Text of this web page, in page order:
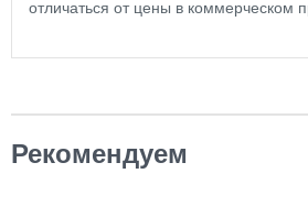
отличаться от цены в коммерческом
Рекомендуем